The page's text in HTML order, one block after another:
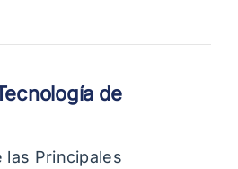
de
las Principales